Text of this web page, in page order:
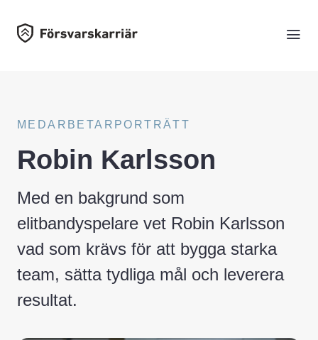
MEDARBETARPORTRÄTT
Robin Karlsson
Med en bakgrund som
elitbandyspelare vet Robin Karlsson
vad som krävs för att bygga starka
team, sätta tydliga mål och leverera
resultat.